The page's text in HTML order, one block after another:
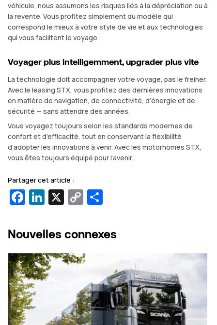
véhicule, nous assumons les risques liés à la dépréciation ou à
la revente. Vous profitez simplement du modèle qui
correspond le mieux à votre style de vie et aux technologies
qui vous facilitent le voyage.
Voyager plus intelligemment, upgrader plus vite
La technologie doit accompagner votre voyage, pas le freiner.
Avec le leasing STX, vous profitez des dernières innovations
en matière de navigation, de connectivité, d’énergie et de
sécurité — sans attendre des années.
Vous voyagez toujours selon les standards modernes de
confort et d’efficacité, tout en conservant la flexibilité
d’adopter les innovations à venir. Avec les motorhomes STX,
vous êtes toujours équipé pour l’avenir.
Partager cet article :
Facebook
LinkedIn
X Copy
Nouvelles connexes